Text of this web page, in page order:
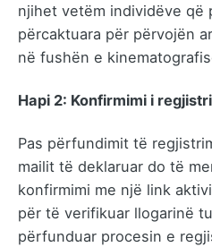
njihet vetëm individëve që
përcaktuara për përvojën
në fushën e
Hapi 2: Konfirmimi i
Pas përfundimit të
mailit të deklaruar do të
konfirmimi me një link
për të verifikuar llogarinë
përfunduar procesin e